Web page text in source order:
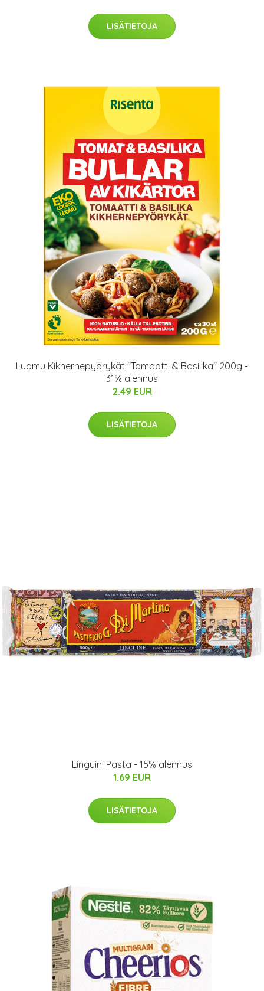
LISÄTIETOJA
Luomu Kikhernepyörykät "Tomaatti & Basilika" 200g -
31% alennus
2.49 EUR
LISÄTIETOJA
Linguini Pasta - 15% alennus
1.69 EUR
LISÄTIETOJA